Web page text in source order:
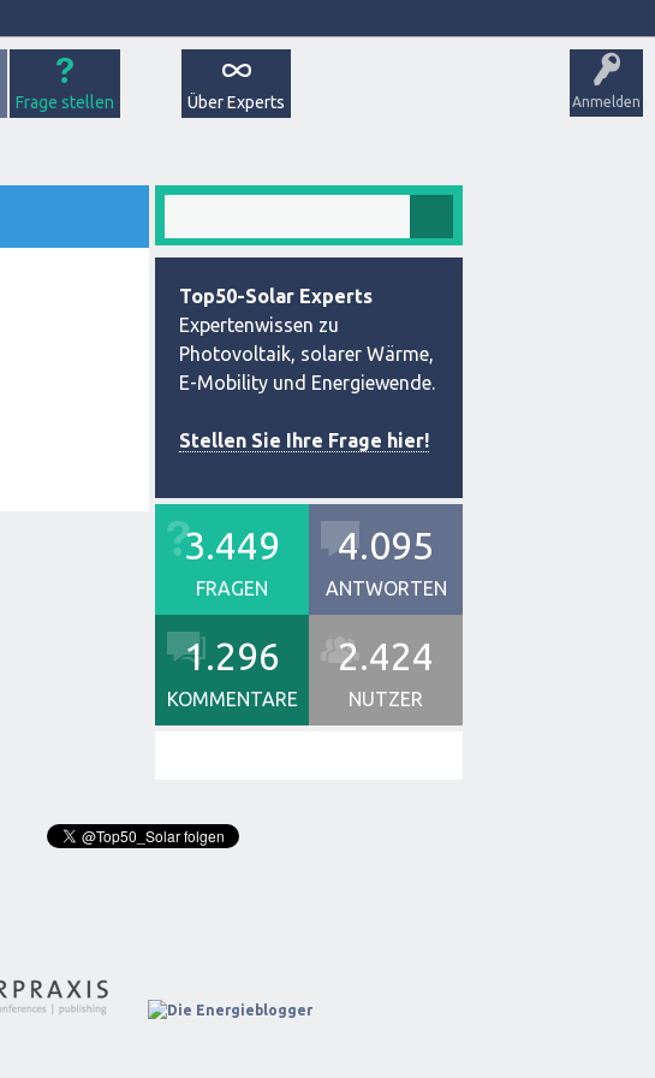
Anmelden
Frage stellen Über Experts
Top50-Solar Experts
Expertenwissen zu
Photovoltaik, solarer Wärme,
E-Mobility und Energiewende.
Stellen Sie Ihre Frage hier!
3.449
FRAGEN
4.095
ANTWORTEN
1.296
KOMMENTARE
2.424
NUTZER